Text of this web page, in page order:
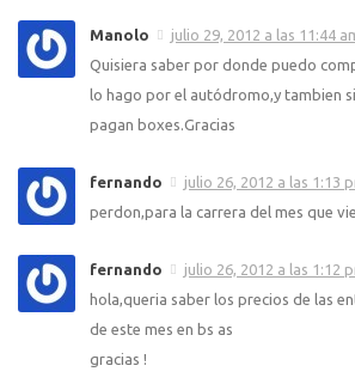
Manolo
julio 29, 2012 a las 11:44
Quisiera saber por donde puedo
lo hago por el autódromo,y tambien
pagan boxes.Gracias
fernando
julio 26, 2012 a las 1:13
perdon,para la carrera del mes que
fernando
julio 26, 2012 a las 1:12
hola,queria saber los precios de las
de este mes en bs as
gracias !